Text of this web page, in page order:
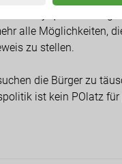
als Asylquartier
alle Möglichkeiten,
zu stellen.
die Bürger zu
ist kein POlatz